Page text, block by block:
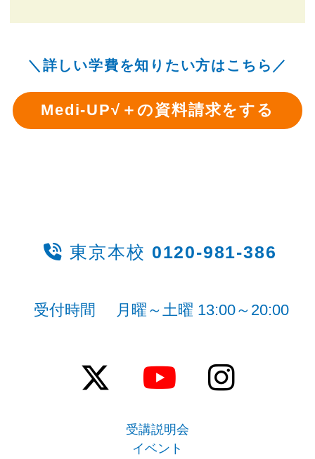
＼詳しい学費を知りたい方はこちら／
Medi-UP√＋の資料請求をする
東京本校 0120-981-386
受付時間 月曜～土曜 13:00～20:00
受講説明会
イベント